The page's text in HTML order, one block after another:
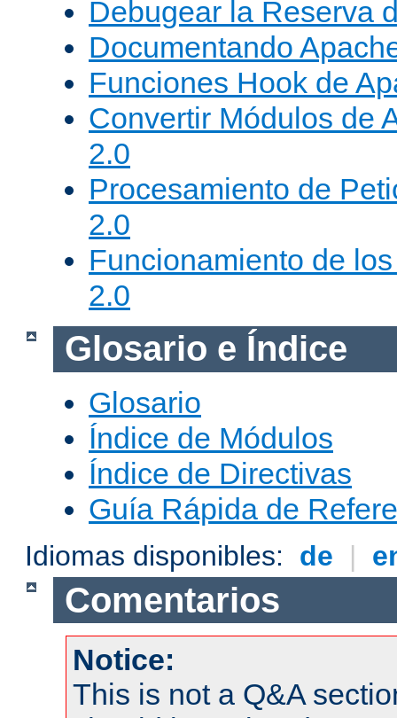
Debugear la Reserva
Documentando
Funciones Hook de
Convertir Módulos de
2.0
Procesamiento de
2.0
Funcionamiento de
2.0
Glosario e Índice
Glosario
Índice de Módulos
Índice de Directivas
Guía Rápida de
Idiomas disponibles: de |
Comentarios
Notice:
This is not a Q&A